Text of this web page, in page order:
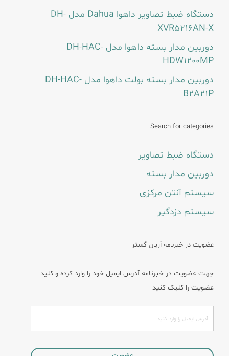
دستگاه ضبط تصاویر داهوا Dahua مدل DH-
XVR5216AN-X
دوربین مدار بسته داهوا مدل DH-HAC-
HDW1200MP
دوربین مدار بسته بولت داهوا مدل DH-HAC-
B2A21P
Search for categories
دستگاه ضبط تصاویر
دوربین مدار بسته
سیستم آنتن مرکزی
سیستم دزدگیر
عضویت در خبرنامه آریان گستر
جهت عضویت در خبرنامه آدرس ایمیل خود را وارد کرده و کلید
عضویت را کلیک کنید